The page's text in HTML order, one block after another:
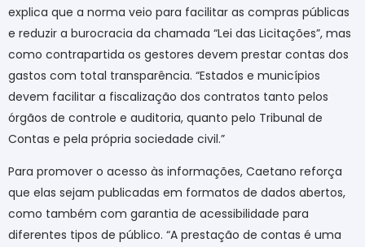
explica que a norma veio para facilitar as compras públicas
e reduzir a burocracia da chamada “Lei das Licitações”, mas
como contrapartida os gestores devem prestar contas dos
gastos com total transparência. “Estados e municípios
devem facilitar a fiscalização dos contratos tanto pelos
órgãos de controle e auditoria, quanto pelo Tribunal de
Contas e pela própria sociedade civil.”
Para promover o acesso às informações, Caetano reforça
que elas sejam publicadas em formatos de dados abertos,
como também com garantia de acessibilidade para
diferentes tipos de público. “A prestação de contas é uma